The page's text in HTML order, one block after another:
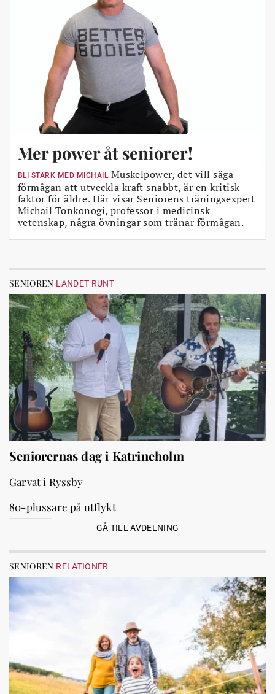
Mer power åt seniorer!
BLI STARK MED MICHAILMuskelpower, det vill säga
förmågan att utveckla kraft snabbt, är en kritisk
faktor för äldre. Här visar Seniorens träningsexpert
Michail Tonkonogi, professor i medicinsk
vetenskap, några övningar som tränar förmågan.
SENIOREN LANDET RUNT
Seniorernas dag i Katrineholm
Garvat i Ryssby
80-plussare på utflykt
GÅ TILL AVDELNING
SENIOREN RELATIONER